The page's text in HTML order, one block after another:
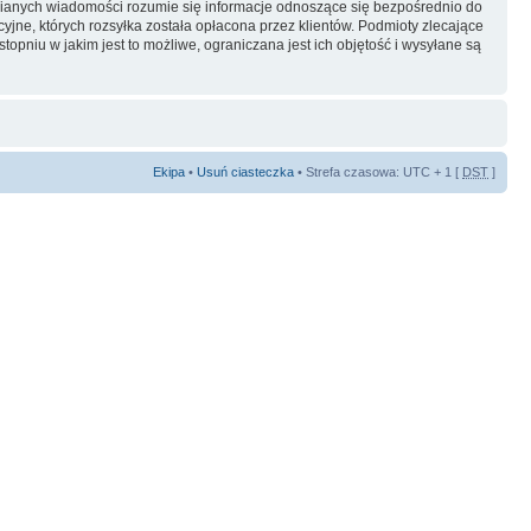
wiadomości rozumie się informacje odnoszące się bezpośrednio do
których rozsyłka została opłacona przez klientów. Podmioty zlecające
w jakim jest to możliwe, ograniczana jest ich objętość i wysyłane są
Ekipa • Usuń ciasteczka • Strefa czasowa: UTC + 1 [ DST ]